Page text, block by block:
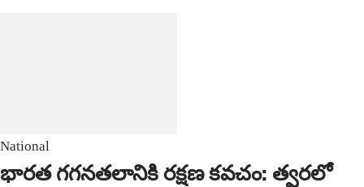
National
భారత గగనతలానికి రక్షణ కవచం: త్వరలో